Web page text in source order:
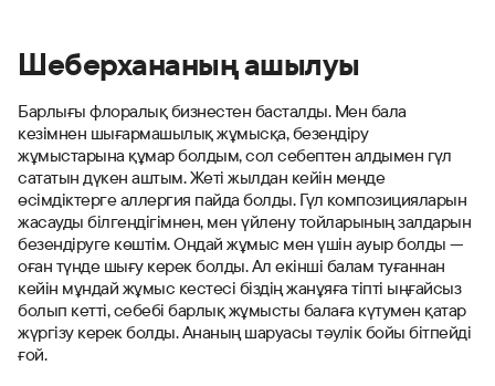
Шеберхананың ашылуы
Барлығы флоралық бизнестен басталды. Мен бала
кезімнен шығармашылық жұмысқа, безендіру
жұмыстарына құмар болдым, сол себептен алдымен гүл
сататын дүкен аштым. Жеті жылдан кейін менде
өсімдіктерге аллергия пайда болды. Гүл композицияларын
жасауды білгендігімнен, мен үйлену тойларының залдарын
безендіруге көштім. Ондай жұмыс мен үшін ауыр болды —
оған түнде шығу керек болды. Ал екінші балам туғаннан
кейін мұндай жұмыс кестесі біздің жанұяға тіпті ыңғайсыз
болып кетті, себебі барлық жұмысты балаға күтумен қатар
жүргізу керек болды. Ананың шаруасы тәулік бойы бітпейді
ғой.